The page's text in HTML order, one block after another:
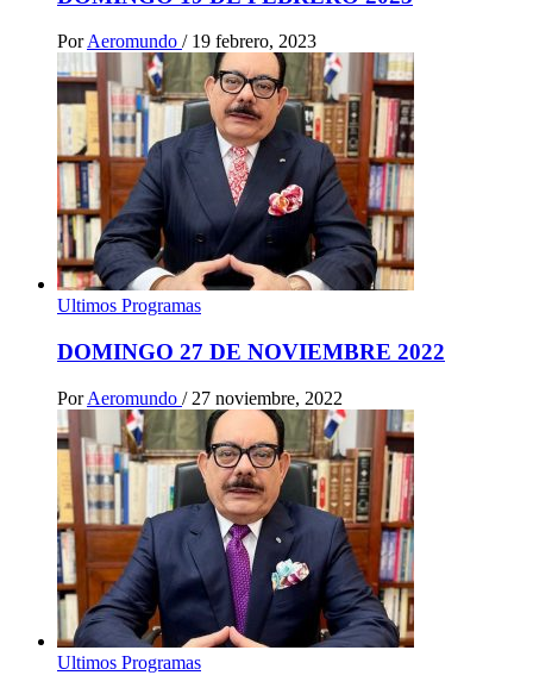
PorAeromundo / 19 febrero, 2023
Ultimos Programas
DOMINGO 27 DE NOVIEMBRE 2022
Por Aeromundo / 27 noviembre, 2022
Ultimos Programas